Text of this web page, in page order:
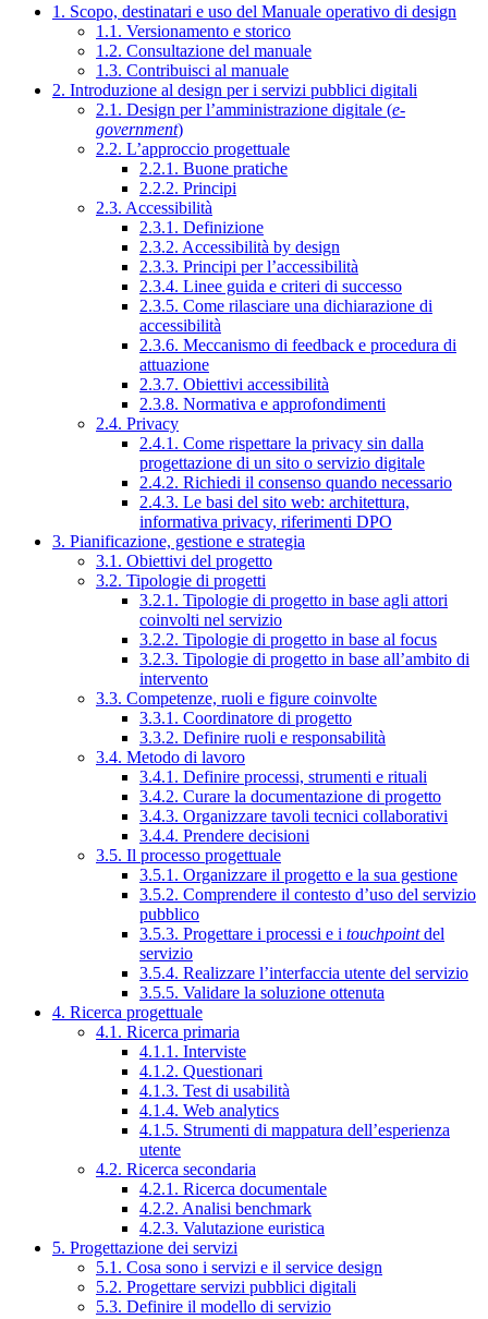
1. Scopo, destinatari e uso del Manuale operativo di design
1.1. Versionamento e storico
1.2. Consultazione del manuale
1.3. Contribuisci al manuale
2. Introduzione al design per i servizi pubblici digitali
2.1. Design per l’amministrazione digitale (e-
government)
2.2. L’approccio progettuale
2.2.1. Buone pratiche
2.2.2. Principi
2.3. Accessibilità
2.3.1. Definizione
2.3.2. Accessibilità by design
2.3.3. Principi per l’accessibilità
2.3.4. Linee guida e criteri di successo
2.3.5. Come rilasciare una dichiarazione di
accessibilità
2.3.6. Meccanismo di feedback e procedura di
attuazione
2.3.7. Obiettivi accessibilità
2.3.8. Normativa e approfondimenti
2.4. Privacy
2.4.1. Come rispettare la privacy sin dalla
progettazione di un sito o servizio digitale
2.4.2. Richiedi il consenso quando necessario
2.4.3. Le basi del sito web: architettura,
informativa privacy, riferimenti DPO
3. Pianificazione, gestione e strategia
3.1. Obiettivi del progetto
3.2. Tipologie di progetti
3.2.1. Tipologie di progetto in base agli attori
coinvolti nel servizio
3.2.2. Tipologie di progetto in base al focus
3.2.3. Tipologie di progetto in base all’ambito di
intervento
3.3. Competenze, ruoli e figure coinvolte
3.3.1. Coordinatore di progetto
3.3.2. Definire ruoli e responsabilità
3.4. Metodo di lavoro
3.4.1. Definire processi, strumenti e rituali
3.4.2. Curare la documentazione di progetto
3.4.3. Organizzare tavoli tecnici collaborativi
3.4.4. Prendere decisioni
3.5. Il processo progettuale
3.5.1. Organizzare il progetto e la sua gestione
3.5.2. Comprendere il contesto d’uso del servizio
pubblico
3.5.3. Progettare i processi e i touchpointdel
servizio
3.5.4. Realizzare l’interfaccia utente del servizio
3.5.5. Validare la soluzione ottenuta
4. Ricerca progettuale
4.1. Ricerca primaria
4.1.1. Interviste
4.1.2. Questionari
4.1.3. Test di usabilità
4.1.4. Web analytics
4.1.5. Strumenti di mappatura dell’esperienza
utente
4.2. Ricerca secondaria
4.2.1. Ricerca documentale
4.2.2. Analisi benchmark
4.2.3. Valutazione euristica
5. Progettazione dei servizi
5.1. Cosa sono i servizi e il service design
5.2. Progettare servizi pubblici digitali
5.3. Definire il modello di servizio